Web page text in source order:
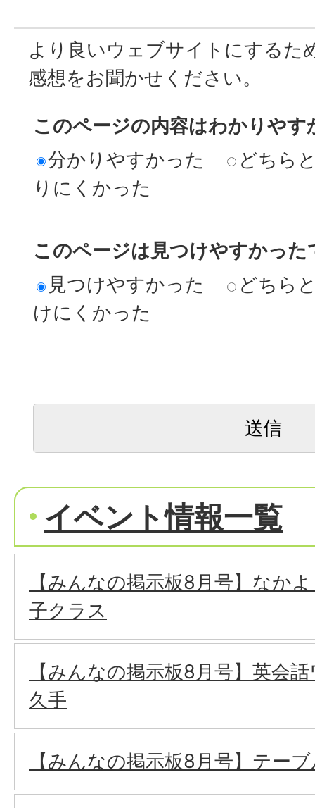
より良いウェブサイトにするた
感想をお聞かせください。
このページの内容はわかりやす
分かりやすかった
どちら
りにくかった
このページは見つけやすかった
見つけやすかった
どちら
けにくかった
イベント情報一覧
【みんなの掲示板8月号】なか
子クラス
【みんなの掲示板8月号】英会
久手
【みんなの掲示板8月号】テー